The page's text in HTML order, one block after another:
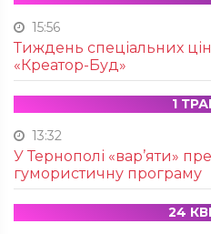
15:56
Тиждень спеціальних
«Креатор-Буд»
1
13:32
У Тернополі «вар’яти»
гумористичну програму
24